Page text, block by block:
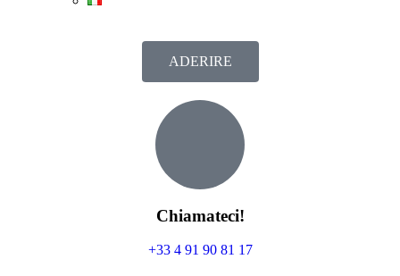
ADERIRE
Chiamateci!
+33 4 91 90 81 17